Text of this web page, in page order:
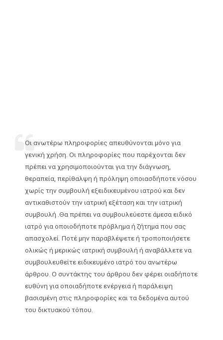
Οι ανωτέρω πληροφορίες απευθύνονται μόνο για
γενική χρήση. Οι πληροφορίες που παρέχονται δεν
πρέπει να χρησιμοποιούνται για την διάγνωση,
θεραπεία, περίθαλψη ή πρόληψη οποιασδήποτε νόσου
χωρίς την συμβουλή εξειδικευμένου ιατρού και δεν
αντικαθιστούν την ιατρική εξέταση και την ιατρική
συμβουλή .Θα πρέπει να συμβουλεύεστε άμεσα ειδικό
ιατρό για οποιοδήποτε πρόβλημα ή ζήτημα που σας
απασχολεί. Ποτέ μην παραβλέψετε ή τροποποιήσετε
ολικώς ή μερικώς ιατρική συμβουλή ή αναβάλλετε να
συμβουλευθείτε ειδικευμένο ιατρό του ανωτέρω
άρθρου. Ο συντάκτης του άρθρου δεν φέρει οιαδήποτε
ευθύνη για οποιαδήποτε ενέργεια ή παράλειψη
βασισμένη στις πληροφορίες και τα δεδομένα αυτού
του δικτυακού τόπου.